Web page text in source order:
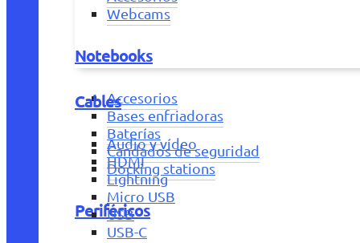
Webcams
Notebooks
Accesorios
Bases enfriadoras
Baterías
Candados de seguridad
Docking stations
Periféricos
Cables
Audio y vídeo
HDMI
Lightning
Micro USB
USB
USB-C